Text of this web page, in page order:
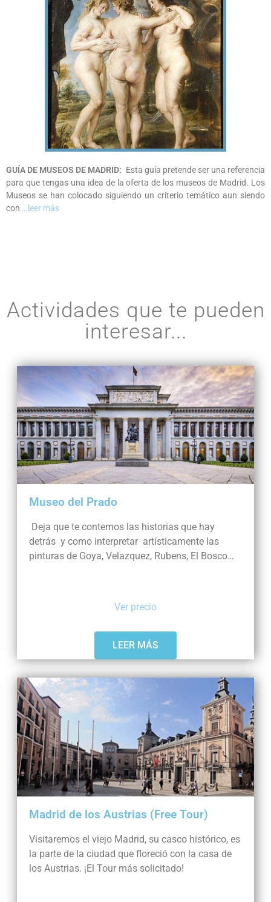
GUÍA DE MUSEOS DE MADRID: Esta guía pretende ser una referencia
para que tengas una idea de la oferta de los museos de Madrid. Los
Museos se han colocado siguiendo un criterio temático aun siendo
con….leer más
Actividades que te pueden
interesar...
Museo del Prado
Deja que te contemos las historias que hay
detrás y como interpretar artísticamente las
pinturas de Goya, Velazquez, Rubens, El Bosco…
Ver precio
LEER MÁS
Madrid de los Austrias (Free Tour)
Visitaremos el viejo Madrid, su casco histórico, es
la parte de la ciudad que floreció con la casa de
los Austrias. ¡El Tour más solicitado!